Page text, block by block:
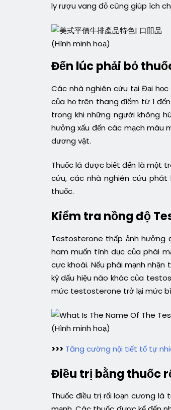
ly rượu vang đỏ cũng giúp ích
(Hình minh hoạ)
Đến lúc phải bỏ
Các nhà nghiên cứu tại Đại
của họ trên thang điểm từ 1
trong khi những người không
hưởng xấu đến các mạch máu
dương vật.
Thuốc lá được biết đến là một
cứu, các nhà nghiên cứu phát
thuốc.
Kiểm tra nồng độ
Testosterone thấp ảnh hưởng
ham muốn tình dục của phái
cực khoái. Nếu phái mạnh
kỳ dấu hiệu nào khác của
mức testosterone trở lại mức
(Hình minh hoạ)
>>> Tăng cường nội tiết tố tự
Điều trị bằng thuốc
Thuốc điều trị rối loạn cương